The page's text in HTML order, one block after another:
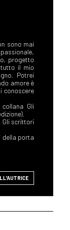
sono mai
progetto
il mio
Potrei
amore è
conoscere
Gli
Gli scrittori
della porta